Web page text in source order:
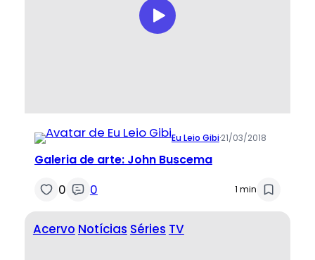
Eu Leio Gibi·21/03/2018
Galeria de arte: John Buscema
0 0 1 min
Acervo Notícias Séries TV